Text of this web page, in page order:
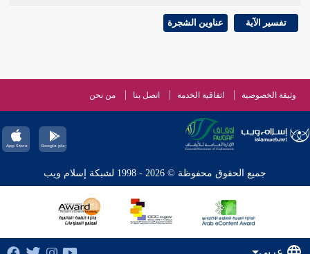
تفسير الآية عناوين الشجرة
وثيقة الخصوصية اتفاقية الخدمة اتصل بنا من نحن
جميع الحقوق محفوظة © 2026 - 1998 لشبكة إسلام ويب